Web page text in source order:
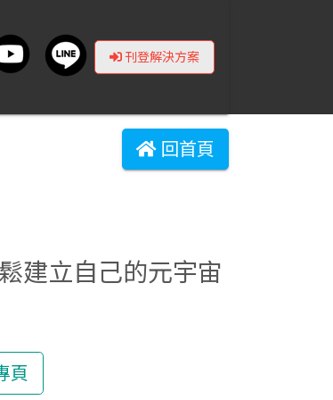
刊登解決方案
回首頁
建立自己的元宇宙
頁